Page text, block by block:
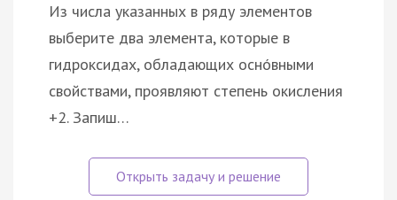
Из числа указанных в ряду элементов
выберите два элемента, которые в
гидроксидах, обладающих оснóвными
свойствами, проявляют степень окисления
+2. Запиш…